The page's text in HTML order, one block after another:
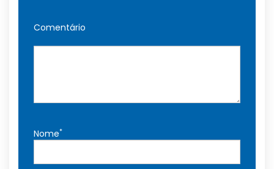
Comentário
Nome*